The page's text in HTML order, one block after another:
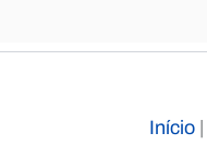
Início |